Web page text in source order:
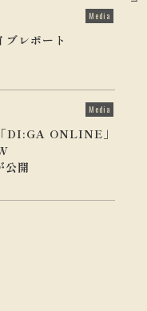
Media
レポート
Media
DI:GA ONLINE」
開